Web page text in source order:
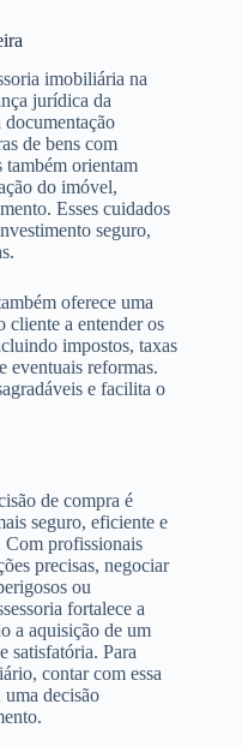
imobiliária na
jurídica da
documentação
de bens com
orientam
do imóvel,
Esses cuidados
seguro,
oferece uma
cliente a entender os
impostos, taxas
eventuais reformas.
e facilita o
de compra é
seguro, eficiente e
Com profissionais
precisas, negociar
ou
fortalece a
a aquisição de um
satisfatória. Para
contar com essa
uma decisão